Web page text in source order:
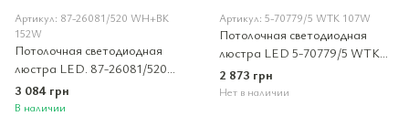
Артикул: 87-26081/520 WH+BK
152W
Потолочная светодиодная
люстра LED. 87-26081/520
WH+BK 152W
3 084 грн
В наличии
Артикул: 5-70779/5 WTK 107W
Потолочная светодиодная
люстра LED 5-70779/5 WTK
107W
2 873 грн
Нет в наличии